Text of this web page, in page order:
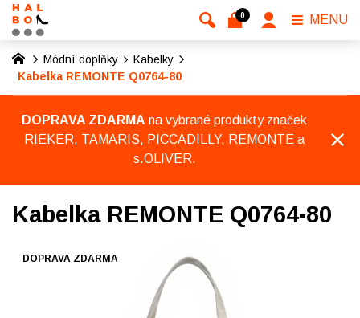
Módní doplňky
Kabelky
Kabelka REMONTE Q0764-80
DOPRAVA ZDARMA na vybrané produkty značek
RIEKER, TAMARIS, PICCADILLY, REMONTE a
s.OLIVER.
Kabelka REMONTE Q0764-80
DOPRAVA ZDARMA
0 MENU